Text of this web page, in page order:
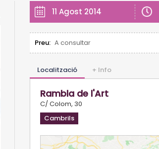
11 Agost 2014
Preu: A consultar
Localització + Info
Rambla de l'Art
C/ Colom, 30
Cambrils